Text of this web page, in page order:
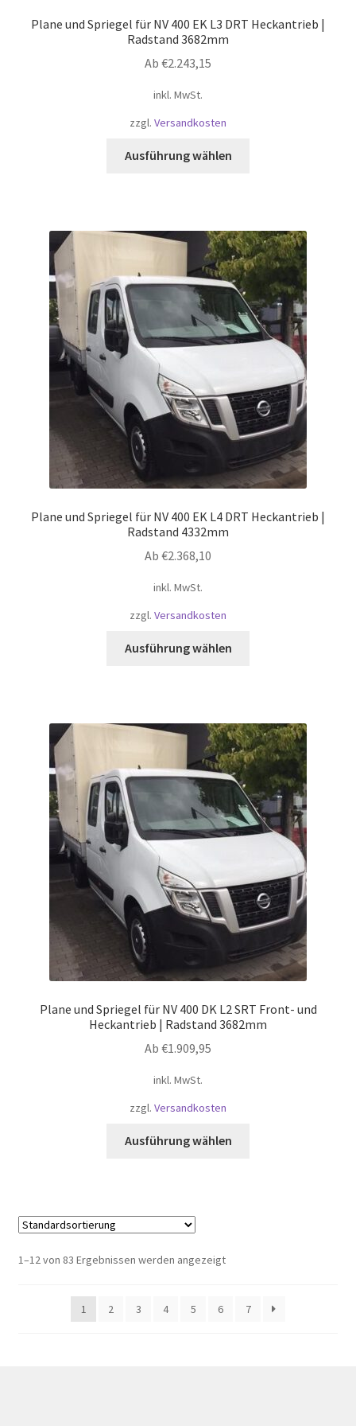
Plane und Spriegel für NV 400 EK L3 DRT Heckantrieb |
Radstand 3682mm
Ab €2.243,15
inkl. MwSt.
zzgl. Versandkosten
Ausführung wählen
auf.
Die
Optionen
können
auf
der
Produktseite
gewählt
werden
Plane und Spriegel für NV 400 EK L4 DRT Heckantrieb |
Radstand 4332mm
Ab €2.368,10
inkl. MwSt.
zzgl. Versandkosten
Ausführung wählen
auf.
Die
Optionen
können
auf
der
Produktseite
gewählt
werden
Plane und Spriegel für NV 400 DK L2 SRT Front- und
Heckantrieb | Radstand 3682mm
Ab €1.909,95
inkl. MwSt.
zzgl. Versandkosten
Ausführung wählen
auf
1–12 von 83 Ergebnissen werden angezeigt
1 2 3 4 5 6 7